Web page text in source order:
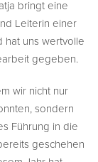
bringt eine
Leiterin einer
hat uns wertvolle
gegeben.
wir nicht nur
sondern
Führung in die
geschehen